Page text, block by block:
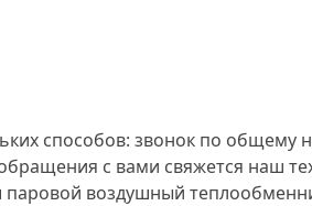
способов: звонок по общему
с вами свяжется наш
воздушный